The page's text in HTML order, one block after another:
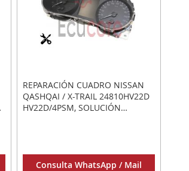
REPARACIÓN CUADRO NISSAN
QASHQAI / X-TRAIL 24810HV22D
HV22D/4PSM, SOLUCIÓN
Consulta WhatsApp / Mail